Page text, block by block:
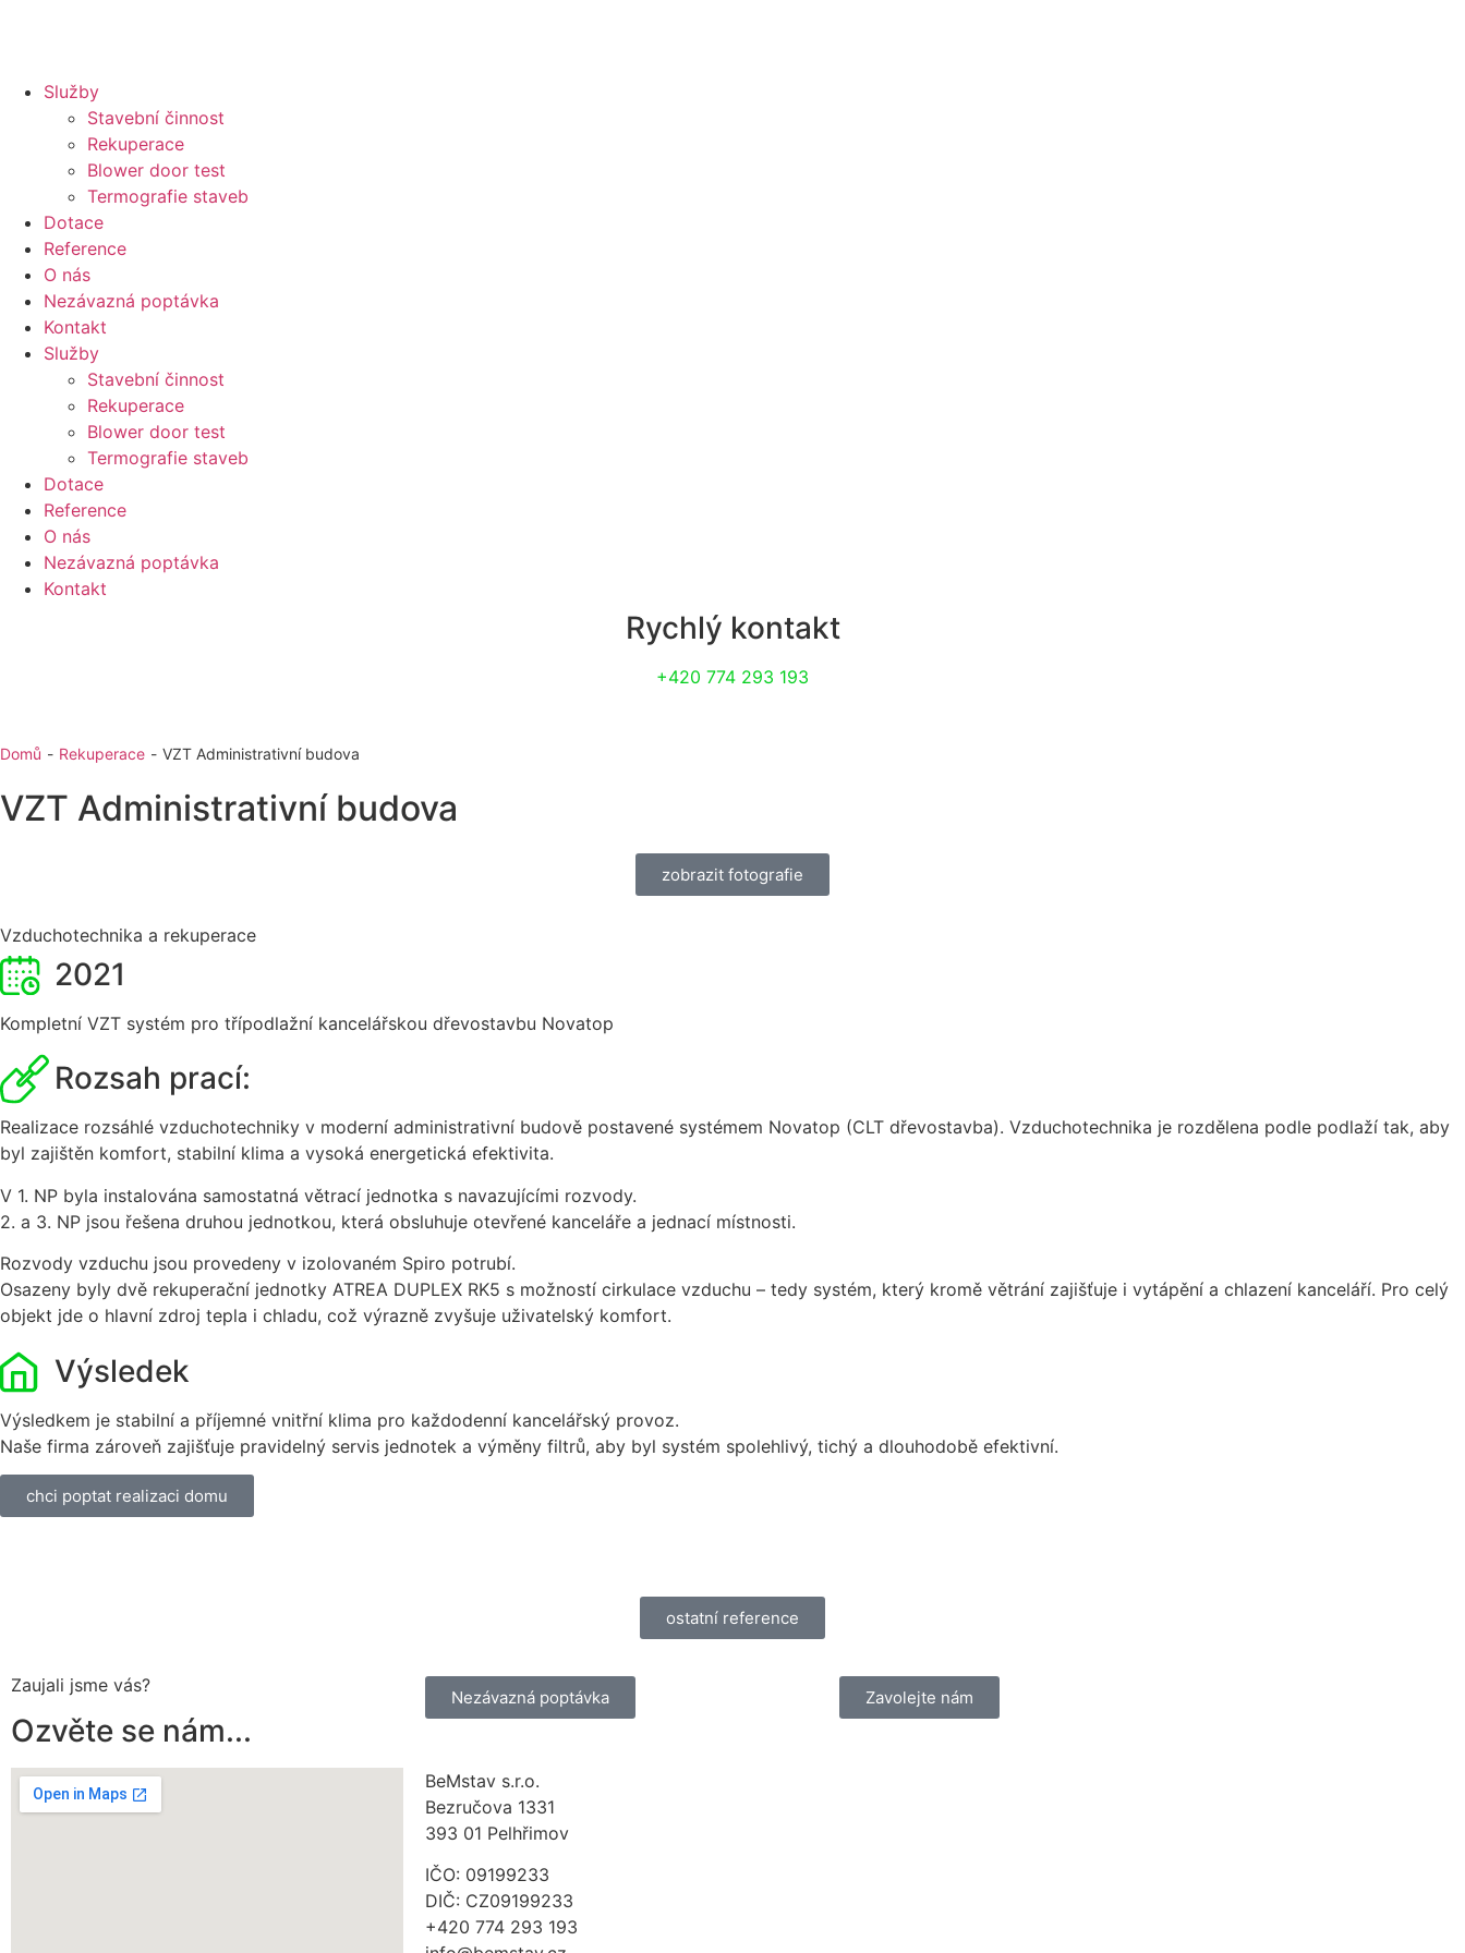
Služby
Stavební činnost
Rekuperace
Blower door test
Termografie staveb
Dotace
Reference
O nás
Nezávazná poptávka
Kontakt
Služby
Stavební činnost
Rekuperace
Blower door test
Termografie staveb
Dotace
Reference
O nás
Nezávazná poptávka
Kontakt
Rychlý kontakt
+420 774 293 193
Domů - Rekuperace - VZT Administrativní budova
VZT Administrativní budova
zobrazit fotografie
Vzduchotechnika a rekuperace
2021
Kompletní VZT systém pro třípodlažní kancelářskou dřevostavbu Novatop
Rozsah prací:
Realizace rozsáhlé vzduchotechniky v moderní administrativní budově postavené systémem Novatop (CLT dřevostavba). Vzduchotechnika je rozdělena podle podlaží tak, aby
byl zajištěn komfort, stabilní klima a vysoká energetická efektivita.
V 1. NP byla instalována samostatná větrací jednotka s navazujícími rozvody.
2. a 3. NP jsou řešena druhou jednotkou, která obsluhuje otevřené kanceláře a jednací místnosti.
Rozvody vzduchu jsou provedeny v izolovaném Spiro potrubí.
Osazeny byly dvě rekuperační jednotky ATREA DUPLEX RK5 s možností cirkulace vzduchu – tedy systém, který kromě větrání zajišťuje i vytápění a chlazení kanceláří. Pro celý
objekt jde o hlavní zdroj tepla i chladu, což výrazně zvyšuje uživatelský komfort.
Výsledek
Výsledkem je stabilní a příjemné vnitřní klima pro každodenní kancelářský provoz.
Naše firma zároveň zajišťuje pravidelný servis jednotek a výměny filtrů, aby byl systém spolehlivý, tichý a dlouhodobě efektivní.
chci poptat realizaci domu
ostatní reference
Zaujali jsme vás?
Ozvěte se nám...
Nezávazná poptávka Zavolejte nám
BeMstav s.r.o.
Bezručova 1331
393 01 Pelhřimov
IČO: 09199233
DIČ: CZ09199233
+420 774 293 193